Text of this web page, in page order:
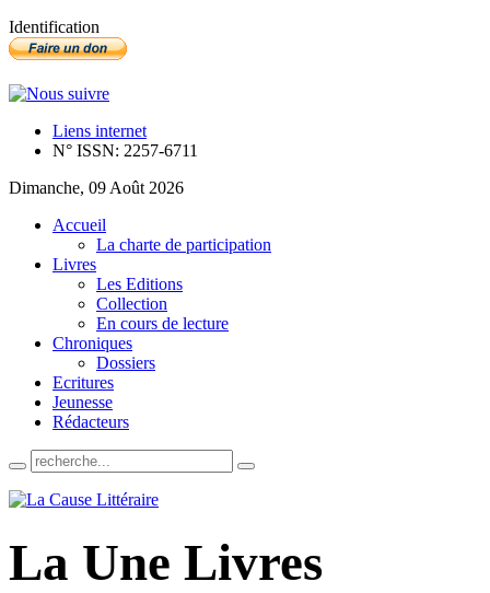
Identification
Liens internet
N° ISSN: 2257-6711
Dimanche, 09 Août 2026
Accueil
La charte de participation
Livres
Les Editions
Collection
En cours de lecture
Chroniques
Dossiers
Ecritures
Jeunesse
Rédacteurs
La Une Livres